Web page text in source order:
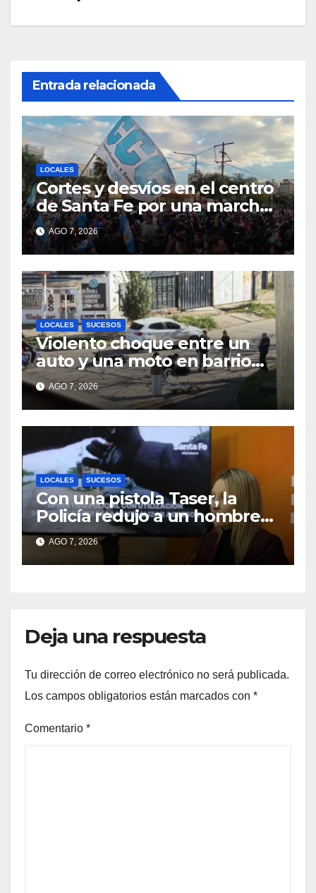
Entrada relacionada
LOCALES
Cortes y desvíos en el centro
de Santa Fe por una marcha
de organizaciones sociales y
sindicales
AGO 7, 2026
LOCALES SUCESOS
Violento choque entre un
auto y una moto en barrio
Alvear: una mujer quedó
tendida sobre la calzada
AGO 7, 2026
LOCALES SUCESOS
Con una pistola Taser, la
Policía redujo a un hombre
que amenazaba a su padre
con un arma blanca en la
ruta 168
AGO 7, 2026
Deja una respuesta
Tu dirección de correo electrónico no será publicada.
Los campos obligatorios están marcados con *
Comentario *